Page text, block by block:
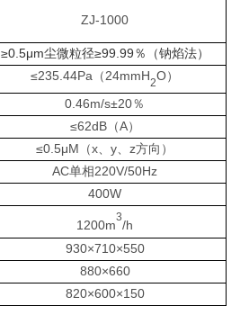
ZJ-1000
≥0.5μm尘微粒径≥99.99％（钠焰法）
≤235.44Pa（24mmH2O）
0.46m/s±20％
≤62dB（A）
≤0.5μM（x、y、z方向）
AC单相220V/50Hz
400W
1200m
3
/h
930×710×550
880×660
820×600×150